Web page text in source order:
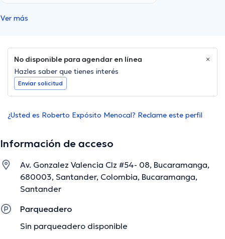
Ver más
No disponible para agendar en línea
Hazles saber que tienes interés
Enviar solicitud
¿Usted es Roberto Expósito Menocal? Reclame este perfil
Información de acceso
Av. Gonzalez Valencia Clz #54- 08, Bucaramanga,
680003, Santander, Colombia, Bucaramanga,
Santander
Parqueadero
Sin parqueadero disponible